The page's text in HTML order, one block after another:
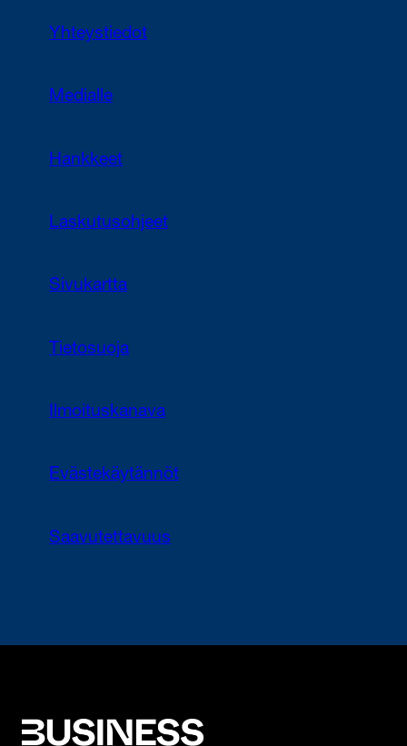
Yhteystiedot
Medialle
Hankkeet
Laskutusohjeet
Sivukartta
Tietosuoja
Ilmoituskanava
Evästekäytännöt
Saavutettavuus